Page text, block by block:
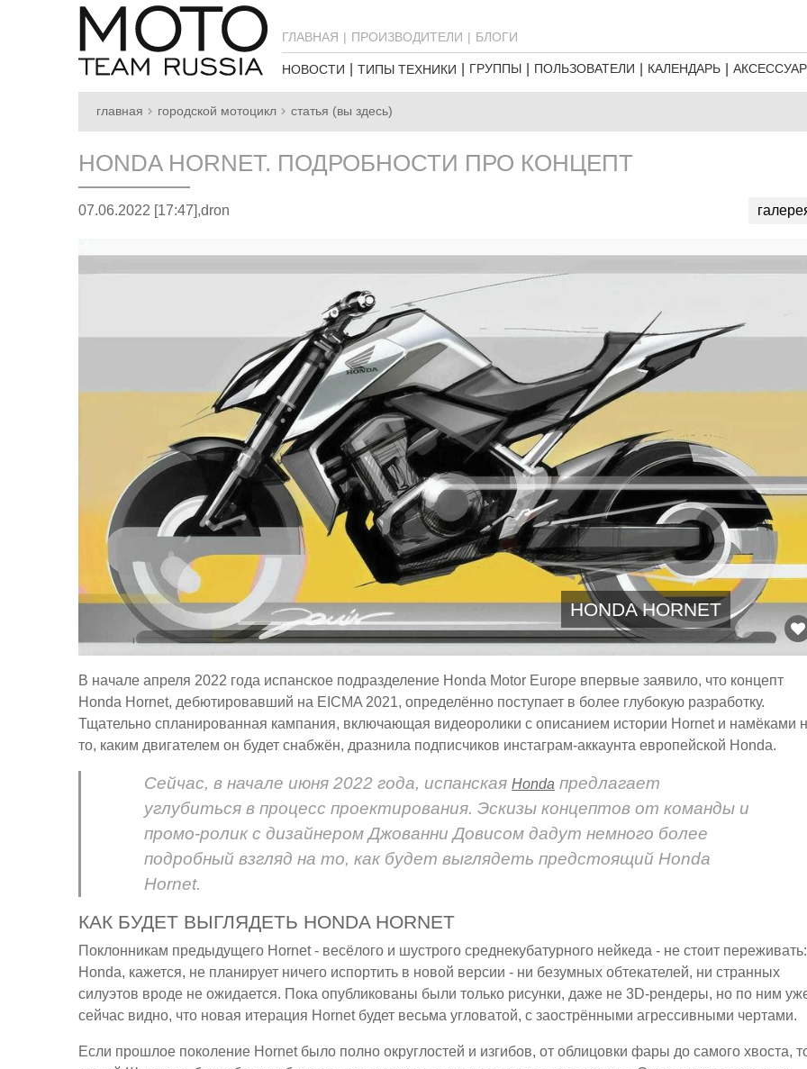
ГЛАВНАЯ ПРОИЗВОДИТЕЛИ БЛОГИ
НОВОСТИ ТИПЫ ТЕХНИКИ ГРУППЫ ПОЛЬЗОВАТЕЛИ КАЛЕНДАРЬ
главная городской мотоцикл статья (вы здесь)
HONDA HORNET. ПОДРОБНОСТИ ПРО КОНЦЕПТ
07.06.2022 [17:47],dron
HONDA HORNET
В начале апреля 2022 года испанское подразделение Honda Motor Europe впервые заявило, что концепт
Honda Hornet, дебютировавший на EICMA 2021, определённо поступает в более глубокую разработку.
Тщательно спланированная кампания, включающая видеоролики с описанием истории Hornet и намёками
то, каким двигателем он будет снабжён, дразнила подписчиков инстаграм-аккаунта европейской Honda.
Сейчас, в начале июня 2022 года, испанская Honda предлагает
углубиться в процесс проектирования. Эскизы концептов от команды и
промо-ролик с дизайнером Джованни Довисом дадут немного более
подробный взгляд на то, как будет выглядеть предстоящий Honda
Hornet.
КАК БУДЕТ ВЫГЛЯДЕТЬ HONDA HORNET
Поклонникам предыдущего Hornet - весёлого и шустрого среднекубатурного нейкеда - не стоит переживать:
Honda, кажется, не планирует ничего испортить в новой версии - ни безумных обтекателей, ни странных
силуэтов вроде не ожидается. Пока опубликованы были только рисунки, даже не 3D-рендеры, но по ним
сейчас видно, что новая итерация Hornet будет весьма угловатой, с заострёнными агрессивными чертами.
Если прошлое поколение Hornet было полно округлостей и изгибов, от облицовки фары до самого хвоста,